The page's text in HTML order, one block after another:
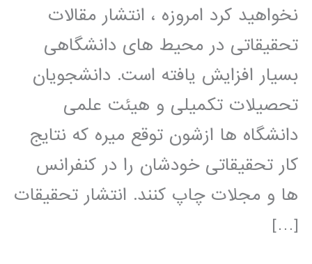
نخواهید کرد امروزه ، انتشار مقالات
تحقیقاتی در محیط های دانشگاهی
بسیار افزایش یافته است. دانشجویان
تحصیلات تکمیلی و هیئت علمی
دانشگاه ها ازشون توقع میره که نتایج
کار تحقیقاتی خودشان را در کنفرانس
ها و مجلات چاپ کنند. انتشار تحقیقات
[…]